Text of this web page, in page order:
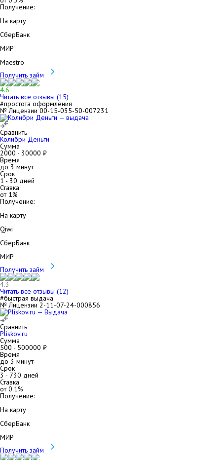
Получение:
На карту
СберБанк
МИР
Maestro
Получить займ
4.6
Читать все отзывы (15)
#простота оформления
№ Лицензии 00-15-035-50-007231
Сравнить
Колибри Деньги
Сумма
2000 - 30000 ₽
Время
до 3 минут
Срок
1- 30 дней
Ставка
от 1%
Получение:
На карту
Qiwi
СберБанк
МИР
Получить займ
4.3
Читать все отзывы (12)
#быстрая выдача
№ Лицензии 2-11-07-24-000856
Сравнить
Pliskov.ru
Сумма
500 - 500000 ₽
Время
до 3 минут
Срок
3- 730 дней
Ставка
от0.1%
Получение:
На карту
СберБанк
МИР
Получить займ